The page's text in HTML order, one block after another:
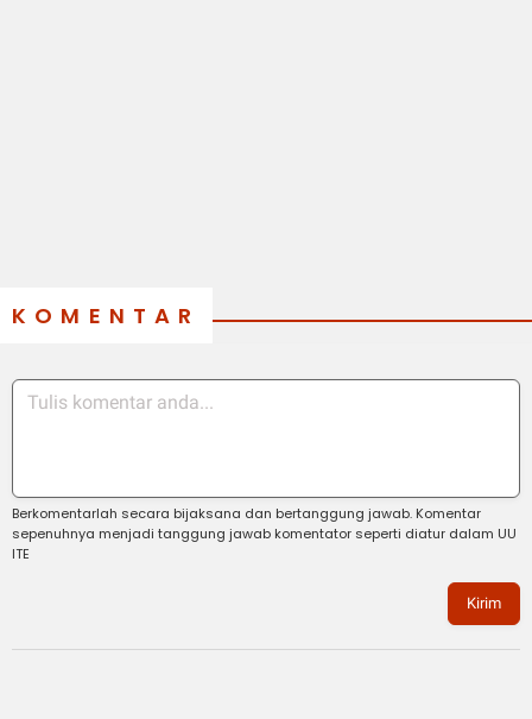
KOMENTAR
Berkomentarlah secara bijaksana dan bertanggung jawab. Komentar
sepenuhnya menjadi tanggung jawab komentator seperti diatur dalam UU
ITE
Kirim